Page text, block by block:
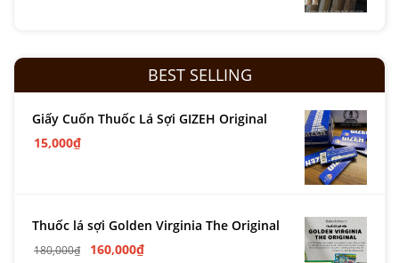
BEST SELLING
Giấy Cuốn Thuốc Lá Sợi GIZEH Original
15,000₫
Thuốc lá sợi Golden Virginia The Original
180,000₫ 160,000₫